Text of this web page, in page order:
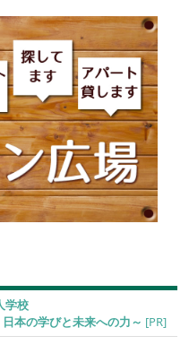
学校
本の学びと未来への力～ [PR]